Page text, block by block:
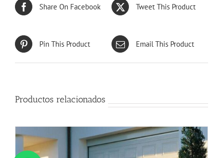
Share On Facebook Tweet This Product
Pin This Product Email This Product
Productos relacionados